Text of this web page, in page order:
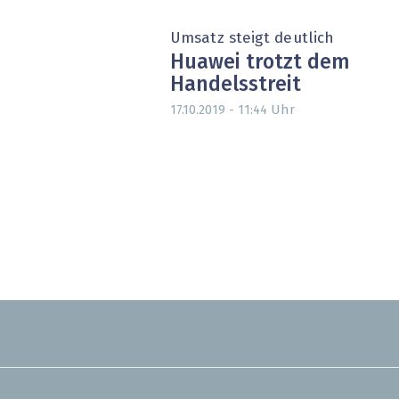
Umsatz steigt deutlich
Huawei trotzt dem
Handelsstreit
17.10.2019 - 11:44 Uhr